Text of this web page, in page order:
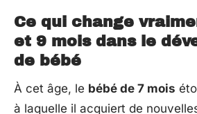
Ce qui change
et 9 mois dans le
de bébé
À cet âge, le bébé de 7 mois
à laquelle il acquiert de